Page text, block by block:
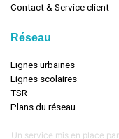
Contact & Service client
Réseau
Lignes urbaines
Lignes scolaires
TSR
Plans du réseau
Un service mis en place par